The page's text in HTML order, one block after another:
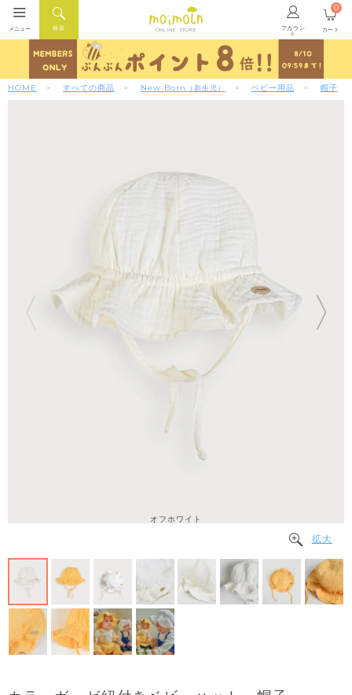
ONLINE STORE アカウン
ト
検索
メニュー カート
0
HOME すべての商品 New Born （新生児） ベビー用品 帽子
オフホワイト
拡大